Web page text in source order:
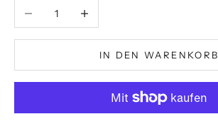
Anzahl verringernAnzahl erhöhen
IN DEN WARENKORB